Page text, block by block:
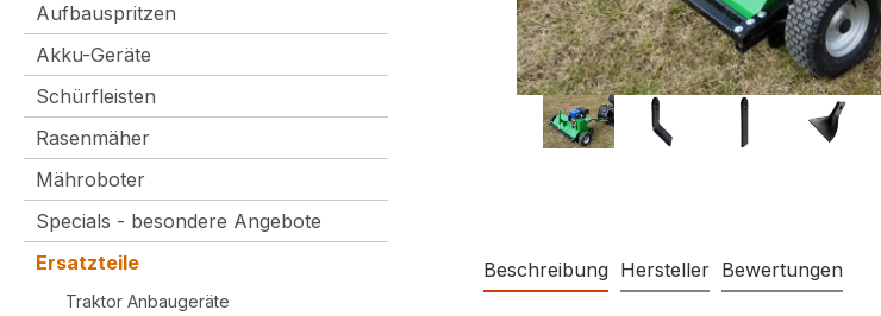
Aufbauspritzen
Akku-Geräte
Schürfleisten
Rasenmäher
Mähroboter
Specials - besondere Angebote
Ersatzteile
Traktor Anbaugeräte
Beschreibung Hersteller Bewertungen